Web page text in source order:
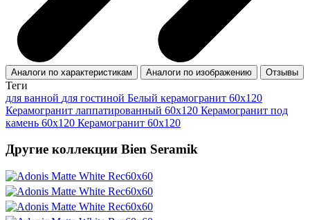
Аналоги по характеристикам Аналоги по изображению Отзывы
Теги
для ванной для гостиной Белый керамогранит 60x120
Керамогранит лаппатированный 60x120 Керамогранит под
камень 60x120 Керамогранит 60x120
Другие коллекции Bien Seramik